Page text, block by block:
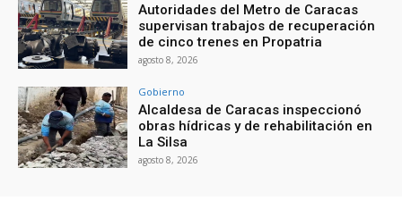
Autoridades del Metro de Caracas
supervisan trabajos de recuperación
de cinco trenes en Propatria
agosto 8, 2026
Gobierno
Alcaldesa de Caracas inspeccionó
obras hídricas y de rehabilitación en
La Silsa
agosto 8, 2026